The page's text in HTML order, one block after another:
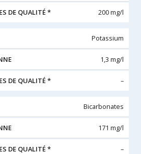
200 mg/l
Potassium
1,3 mg/l
–
Bicarbonates
171 mg/l
–